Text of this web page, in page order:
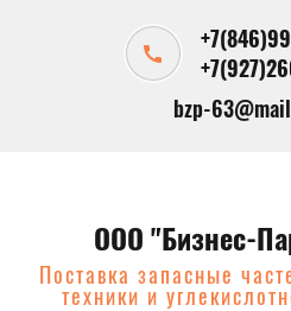
bzp-
ООО "Бизнес-
Поставка запасные
техники и